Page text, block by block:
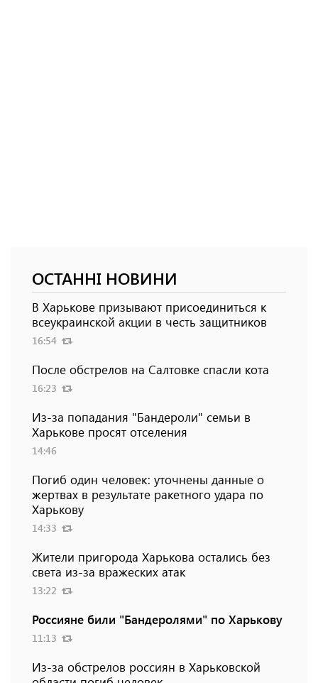
ОСТАННІ НОВИНИ
В Харькове призывают присоединиться к
всеукраинской акции в честь защитников
16:54
После обстрелов на Салтовке спасли кота
16:23
Из-за попадания "Бандероли" семьи в
Харькове просят отселения
14:46
Погиб один человек: уточнены данные о
жертвах в результате ракетного удара по
Харькову
14:33
Жители пригорода Харькова остались без
света из-за вражеских атак
13:22
Россияне били "Бандеролями" по Харькову
11:13
Из-за обстрелов россиян в Харьковской